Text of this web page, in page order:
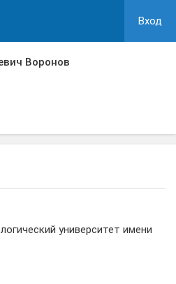
Вход
Воронов
университет имени